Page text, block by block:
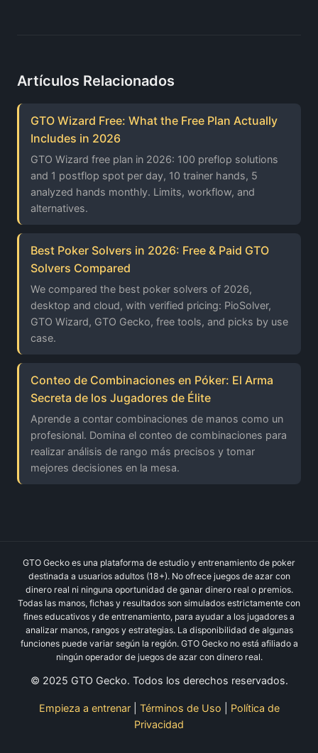
Artículos Relacionados
GTO Wizard Free: What the Free Plan Actually
Includes in 2026
GTO Wizard free plan in 2026: 100 preflop solutions
and 1 postflop spot per day, 10 trainer hands, 5
analyzed hands monthly. Limits, workflow, and
alternatives.
Best Poker Solvers in 2026: Free & Paid GTO
Solvers Compared
We compared the best poker solvers of 2026,
desktop and cloud, with verified pricing: PioSolver,
GTO Wizard, GTO Gecko, free tools, and picks by use
case.
Conteo de Combinaciones en Póker: El Arma
Secreta de los Jugadores de Élite
Aprende a contar combinaciones de manos como un
profesional. Domina el conteo de combinaciones para
realizar análisis de rango más precisos y tomar
mejores decisiones en la mesa.
GTO Gecko es una plataforma de estudio y entrenamiento de poker
destinada a usuarios adultos (18+). No ofrece juegos de azar con
dinero real ni ninguna oportunidad de ganar dinero real o premios.
Todas las manos, fichas y resultados son simulados estrictamente con
fines educativos y de entrenamiento, para ayudar a los jugadores a
analizar manos, rangos y estrategias. La disponibilidad de algunas
funciones puede variar según la región. GTO Gecko no está afiliado a
ningún operador de juegos de azar con dinero real.
© 2025 GTO Gecko. Todos los derechos reservados.
Empieza a entrenar| Términos de Uso
Política de
Privacidad